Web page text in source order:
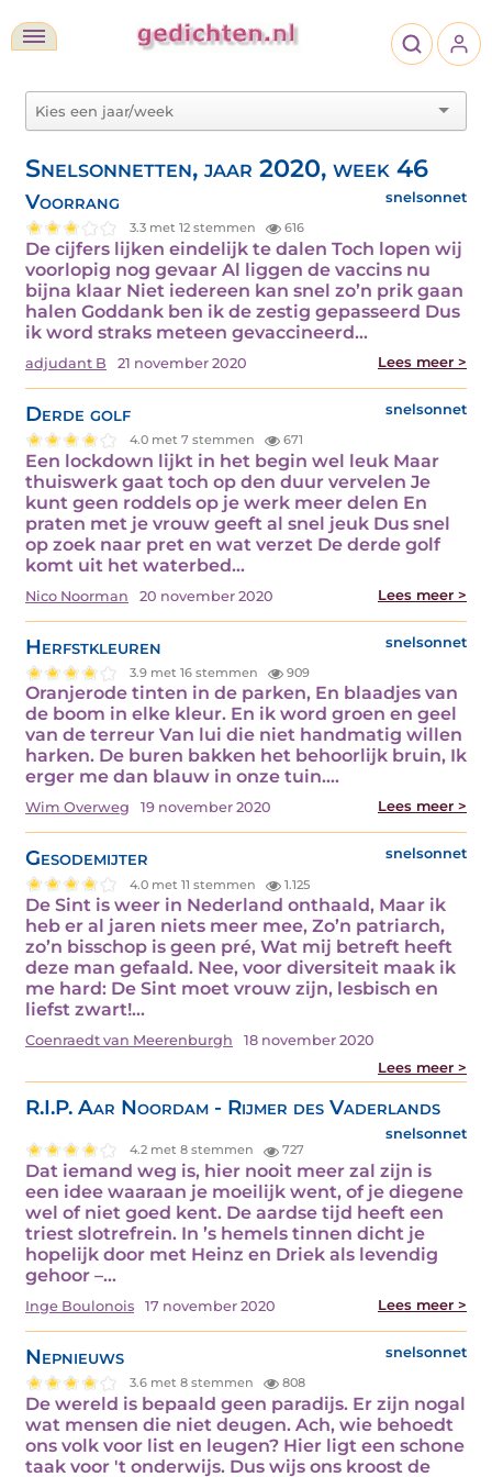
Snelsonnetten, jaar 2020, week 46
Voorrang snelsonnet
3.3 met 12 stemmen 616
De cijfers lijken eindelijk te dalen Toch lopen wij
voorlopig nog gevaar Al liggen de vaccins nu
bijna klaar Niet iedereen kan snel zo’n prik gaan
halen Goddank ben ik de zestig gepasseerd Dus
ik word straks meteen gevaccineerd…
adjudant B 21 november 2020 Lees meer >
Derde golf snelsonnet
4.0 met 7 stemmen 671
Een lockdown lijkt in het begin wel leuk Maar
thuiswerk gaat toch op den duur vervelen Je
kunt geen roddels op je werk meer delen En
praten met je vrouw geeft al snel jeuk Dus snel
op zoek naar pret en wat verzet De derde golf
komt uit het waterbed…
Nico Noorman 20 november 2020 Lees meer >
Herfstkleuren snelsonnet
3.9 met 16 stemmen 909
Oranjerode tinten in de parken, En blaadjes van
de boom in elke kleur. En ik word groen en geel
van de terreur Van lui die niet handmatig willen
harken. De buren bakken het behoorlijk bruin, Ik
erger me dan blauw in onze tuin.…
Wim Overweg 19 november 2020 Lees meer >
Gesodemijter snelsonnet
4.0 met 11 stemmen 1.125
De Sint is weer in Nederland onthaald, Maar ik
heb er al jaren niets meer mee, Zo’n patriarch,
zo’n bisschop is geen pré, Wat mij betreft heeft
deze man gefaald. Nee, voor diversiteit maak ik
me hard: De Sint moet vrouw zijn, lesbisch en
liefst zwart!…
Coenraedt van Meerenburgh
18 november 2020
Lees meer >
R.I.P. Aar Noordam - Rijmer des Vaderlands
snelsonnet
4.2 met 8 stemmen 727
Dat iemand weg is, hier nooit meer zal zijn is
een idee waaraan je moeilijk went, of je diegene
wel of niet goed kent. De aardse tijd heeft een
triest slotrefrein. In ’s hemels tinnen dicht je
hopelijk door met Heinz en Driek als levendig
gehoor –…
Inge Boulonois 17 november 2020 Lees meer >
Nepnieuws snelsonnet
3.6 met 8 stemmen 808
De wereld is bepaald geen paradijs. Er zijn nogal
wat mensen die niet deugen. Ach, wie behoedt
ons volk voor list en leugen? Hier ligt een schone
taak voor 't onderwijs. Dus wijs ons kroost de